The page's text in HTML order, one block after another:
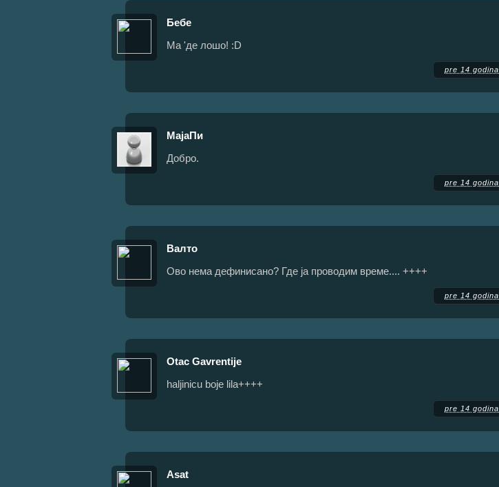
Бебе
Ма 'де лошо! :D
pre 14 godina
МајаПи
Добро.
pre 14 godina
Валто
Ово нема дефинисано? Где ја проводим време.... ++++
pre 14 godina
Otac Gavrentije
haljinicu boje lila++++
pre 14 godina
Asat